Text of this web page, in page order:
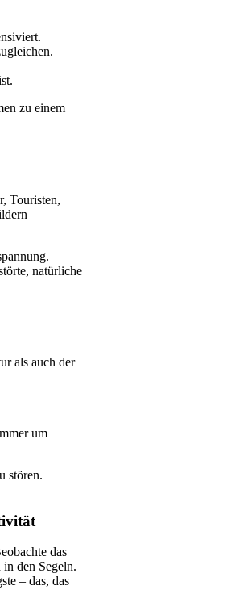
zu einem
Touristen,
natürliche
als auch der
um
stören.
das
den Segeln.
– das, das